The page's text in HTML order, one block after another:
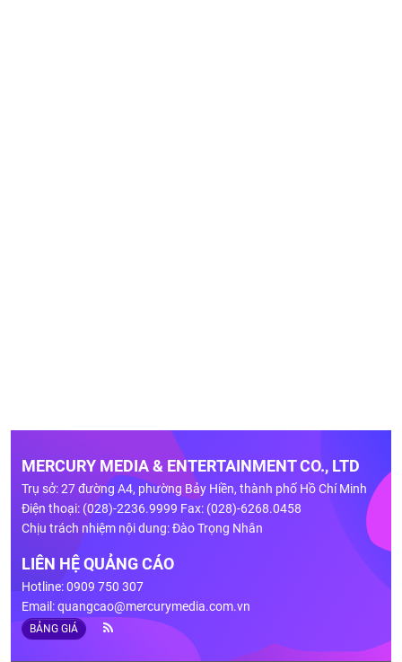
MERCURY MEDIA & ENTERTAINMENT CO., LTD
Trụ sở: 27 đường A4, phường Bảy Hiền, thành phố Hồ Chí Minh
Điện thoại: (028)-2236.9999 Fax: (028)-6268.0458
Chịu trách nhiệm nội dung: Đào Trọng Nhân
LIÊN HỆ QUẢNG CÁO
Hotline: 0909 750 307
Email:quangcao@mercurymedia.com.vn
BẢNG GIÁ